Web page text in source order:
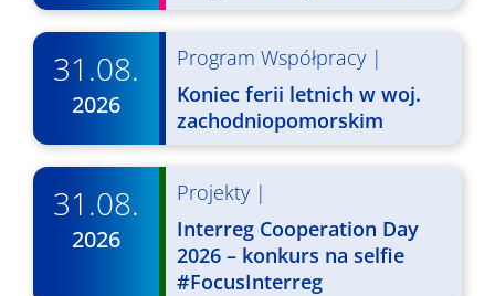
31.08.
2026
Program Współpracy|
Koniec ferii letnich w woj.
zachodniopomorskim
31.08.
2026
Projekty|
Interreg Cooperation Day
2026 – konkurs na selfie
#FocusInterreg